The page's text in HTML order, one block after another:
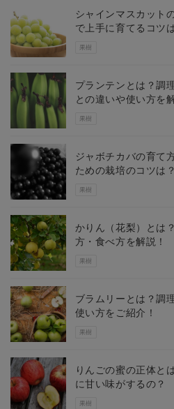
果樹
シャインマスカット
で上手に育てるコツ
果樹
プランテンとは？調
との違いや使い方を
果樹
ジャボチカバの育て
ための栽培のコツは？
果樹
かりん（花梨）とは
方・食べ方を解説！
果樹
ブラムリーとは？調
使い方をご紹介！
果樹
りんごの蜜の正体と
に甘い味がするの？